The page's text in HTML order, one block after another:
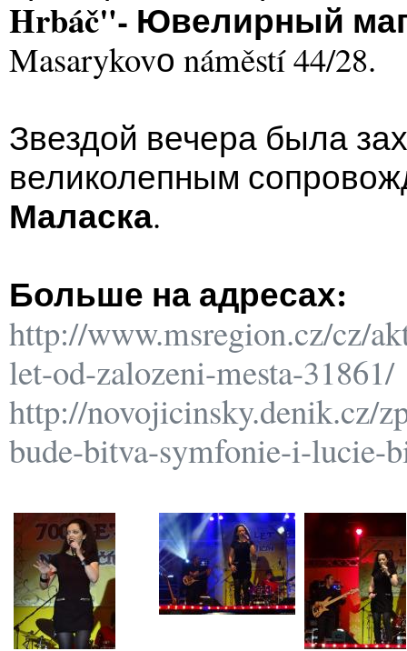
Hrbáč"- Ювелирный
Masarykovо náměstí 44/28.
Звездой вечера была
великолепным
Маласка.
Больше на адресах:
http://www.msregion.cz/cz/
let-od-zalozeni-mesta-31861/
http://novojicinsky.denik.cz/
bude-bitva-symfonie-i-lucie-